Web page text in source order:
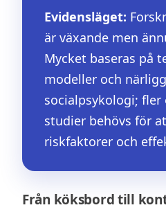
Evidensläget:
är växande men
Mycket baseras på
modeller och
socialpsykologi; fler
studier behövs för
riskfaktorer och
Från köksbord till